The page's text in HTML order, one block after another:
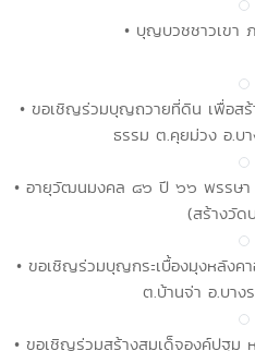
• บุญบวชชาวเขา
• ขอเชิญร่วมบุญถวายที่ดิน เพื่อส
ธรรม ต.คุยม่วง อ.บ
• อายุวัฒนมงคล ๘๖ ปี ๖๖ พรรษา
(สร้างวัด
• ขอเชิญร่วมบุญกระเบื้องมุงหลัง
ต.บ้านจ่า อ.บาง
• ขอเชิญร่วมสร้างสมเด็จองค์ปฐม